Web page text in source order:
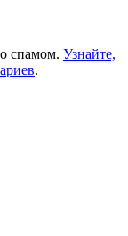
спамом. Узнайте,
.